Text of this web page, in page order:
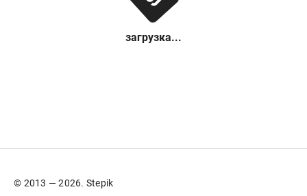
загрузка...
© 2013 — 2026. Stepik